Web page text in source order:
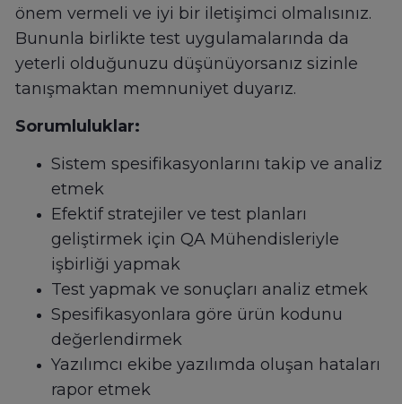
önem vermeli ve iyi bir iletişimci olmalısınız.
Bununla birlikte test uygulamalarında da
yeterli olduğunuzu düşünüyorsanız sizinle
tanışmaktan memnuniyet duyarız.
Sorumluluklar:
Sistem spesifikasyonlarını takip ve analiz
etmek
Efektif stratejiler ve test planları
geliştirmek için QA Mühendisleriyle
işbirliği yapmak
Test yapmak ve sonuçları analiz etmek
Spesifikasyonlara göre ürün kodunu
değerlendirmek
Yazılımcı ekibe yazılımda oluşan hataları
rapor etmek